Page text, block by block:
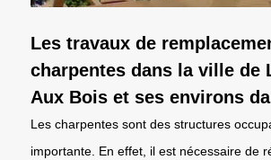
Les travaux de
charpentes dans la ville de
Aux Bois et ses environs
Les charpentes sont des structures
importante. En effet, il est nécessaire de